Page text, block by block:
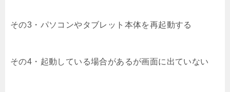
その3・パソコンやタブレット本体を再起動する
その4・起動している場合があるが画面に出ていない